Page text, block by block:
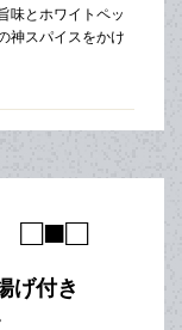
味とホワイトペッ
神スパイスをかけ
□■□
げ付き